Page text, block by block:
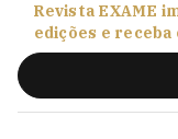
Revista EXAME
edições e